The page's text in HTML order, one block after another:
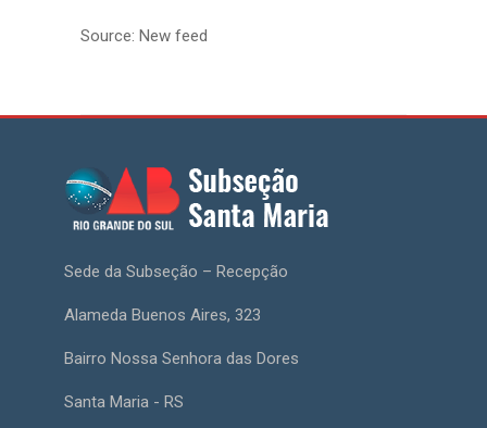
Source: New feed
Sede da Subseção – Recepção
Alameda Buenos Aires, 323
Bairro Nossa Senhora das Dores
Santa Maria - RS